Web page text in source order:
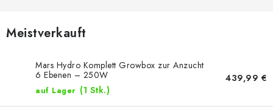
MICROGREENS
SMARTER GARTEN
Meistverkauft
Mars Hydro Komplett Growbox zur Anzucht
6 Ebenen – 250W
auf Lager (1 Stk.)
439,99 €